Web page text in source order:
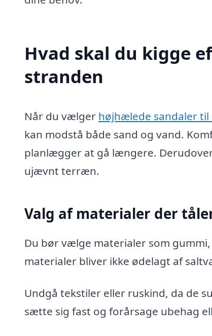
Hvad skal du kigge
stranden
Når du vælger højhælede sandaler til
kan modstå både sand og vand.
planlægger at gå længere.
ujævnt terræn.
Valg af materialer der
Du bør vælge materialer som
materialer bliver ikke ødelagt af
Undgå tekstiler eller ruskind, da de
sætte sig fast og forårsage ubehag